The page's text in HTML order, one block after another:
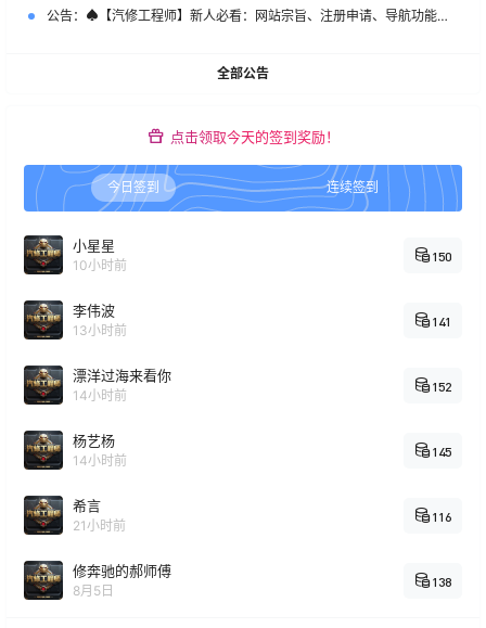
公告： ♠【汽修工程师】新人必看：网站宗旨、注册申请、导航功能、下载权限、快速查询等常用指南说明！
全部公告
点击领取今天的签到奖励！
今日签到 连续签到
小星星
10小时前
150
李伟波
13小时前
141
漂洋过海来看你
14小时前
152
杨艺杨
14小时前
145
希言
21小时前
116
修奔驰的郝师傅
8月5日
138